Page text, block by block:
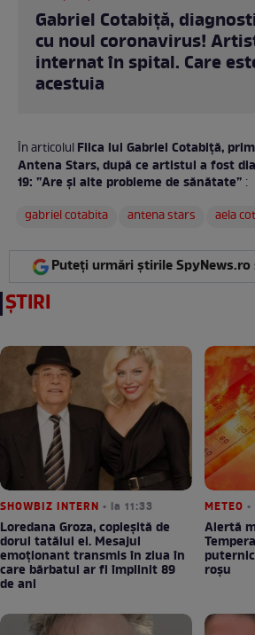
Gabriel Cotabiță,
cu noul coronavirus!
internat în spital. Care
acestuia
În articolulFiica lui Gabriel Cotabiță,
Antena Stars, după ce artistul a fost
19: ”Are și alte probleme de sănătate” :
gabriel cotabita
antena stars aela
Puteți urmări știrile SpyNews.ro
ȘTIRI
SHOWBIZ INTERN • la 11:33
Loredana Groza, copleșită de
dorul tatălui ei. Mesajul
emoționant transmis în ziua în
care bărbatul ar fi împlinit 89
de ani
METEO
Alertă
roșu